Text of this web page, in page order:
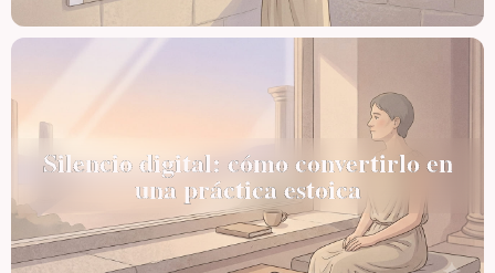
Silencio digital: cómo convertirlo en
una práctica estoica